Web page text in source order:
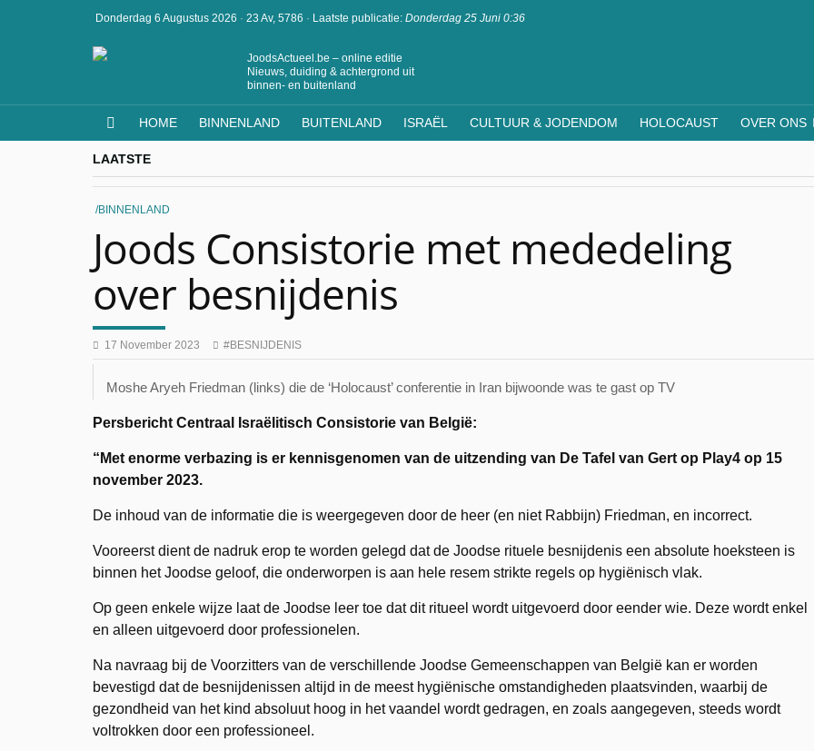
Donderdag 6 Augustus 2026 · 23 Av, 5786 · Laatste publicatie: Donderdag 25 Juni 0:36
JoodsActueel.be – online editie
Nieuws, duiding & achtergrond uit
binnen- en buitenland
HOME BINNENLAND BUITENLAND ISRAËL CULTUUR & JODENDOM HOLOCAUST OVER ONS
LAATSTE
BINNENLAND
Joods Consistorie met mededeling
over besnijdenis
17 November 2023 BESNIJDENIS
Moshe Aryeh Friedman (links) die de ‘Holocaust’ conferentie in Iran bijwoonde was te gast op TV
Persbericht Centraal Israëlitisch Consistorie van België:
“Met enorme verbazing is er kennisgenomen van de uitzending van De Tafel van Gert op Play4 op 15
november 2023.
De inhoud van de informatie die is weergegeven door de heer (en niet Rabbijn) Friedman, en incorrect.
Vooreerst dient de nadruk erop te worden gelegd dat de Joodse rituele besnijdenis een absolute hoeksteen is
binnen het Joodse geloof, die onderworpen is aan hele resem strikte regels op hygiënisch vlak.
Op geen enkele wijze laat de Joodse leer toe dat dit ritueel wordt uitgevoerd door eender wie. Deze wordt enkel
en alleen uitgevoerd door professionelen.
Na navraag bij de Voorzitters van de verschillende Joodse Gemeenschappen van België kan er worden
bevestigd dat de besnijdenissen altijd in de meest hygiënische omstandigheden plaatsvinden, waarbij de
gezondheid van het kind absoluut hoog in het vaandel wordt gedragen, en zoals aangegeven, steeds wordt
voltrokken door een professioneel.